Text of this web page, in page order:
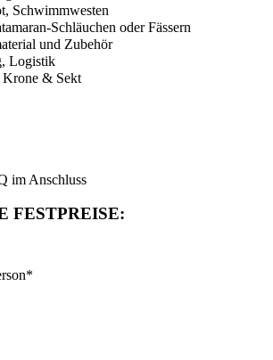
Schwimmwesten
Schläuchen oder Fässern
und Zubehör
Logistik
Krone & Sekt
im Anschluss
FESTPREISE: